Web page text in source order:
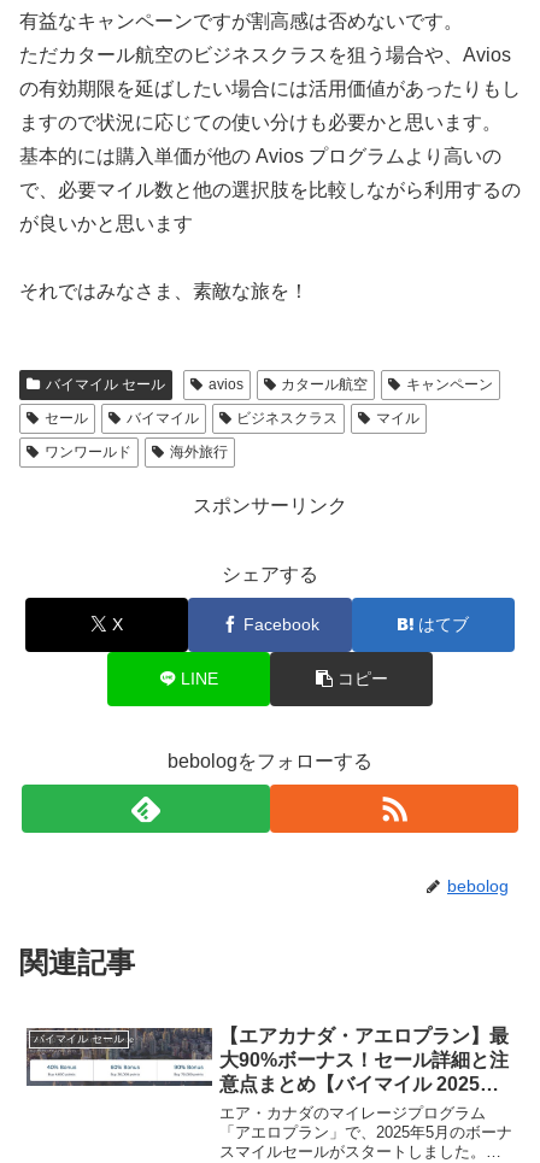
有益なキャンペーンですが割高感は否めないです。
ただカタール航空のビジネスクラスを狙う場合や、Avios
の有効期限を延ばしたい場合には活用価値があったりもし
ますので状況に応じての使い分けも必要かと思います。
基本的には購入単価が他の Avios プログラムより高いの
で、必要マイル数と他の選択肢を比較しながら利用するの
が良いかと思います
それではみなさま、素敵な旅を！
バイマイル セール avios カタール航空
キャンペーン
セール
バイマイル ビジネスクラス
マイル
ワンワールド
海外旅行
スポンサーリンク
シェアする
X Facebook はてブ
LINE コピー
bebologをフォローする
bebolog
関連記事
バイマイル セール
【エアカナダ・アエロプラン】最
大90%ボーナス！セール詳細と注
意点まとめ【バイマイル 2025年5
月】
エア・カナダのマイレージプログラム
「アエロプラン」で、2025年5月のボーナ
スマイルセールがスタートしました。今